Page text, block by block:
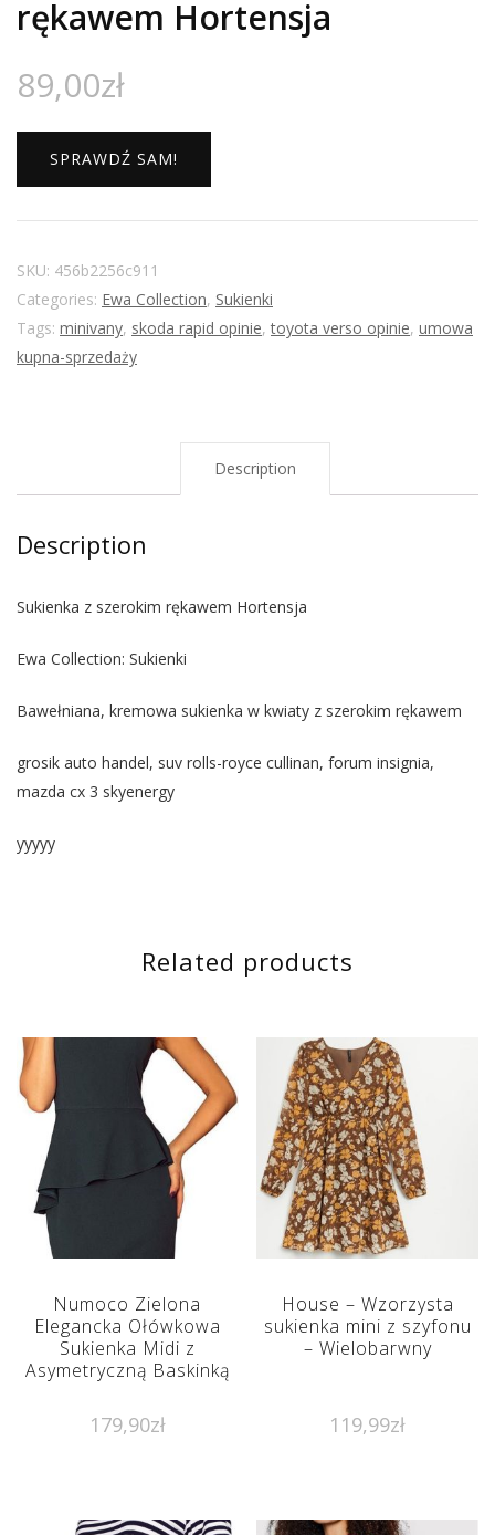
rękawem Hortensja
89,00zł
SPRAWDŹ SAM!
SKU: 456b2256c911
Categories: Ewa Collection, Sukienki
Tags: minivany, skoda rapid opinie,toyota verso opinie, umowa
kupna-sprzedaży
Description
Description
Sukienka z szerokim rękawem Hortensja
Ewa Collection: Sukienki
Bawełniana, kremowa sukienka w kwiaty z szerokim rękawem
grosik auto handel, suv rolls-royce cullinan, forum insignia,
mazda cx 3 skyenergy
yyyyy
Related products
Numoco Zielona
Elegancka Ołówkowa
Sukienka Midi z
Asymetryczną Baskinką
179,90zł
House – Wzorzysta
sukienka mini z szyfonu
– Wielobarwny
119,99zł